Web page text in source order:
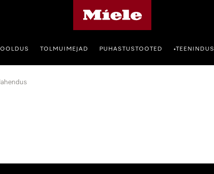
TOLMUIMEJAD PUHASTUSTOOTED •TEENINDUS